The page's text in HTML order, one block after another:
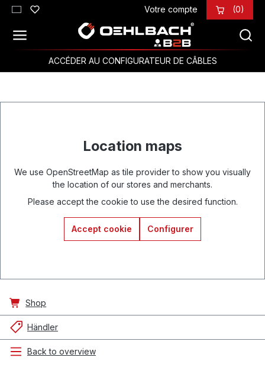
Passer au contenu principal Votre compte (0)
ACCÉDER AU CONFIGURATEUR DE CÂBLES
Location maps
We use OpenStreetMap as tile provider to show you visually
the location of our stores and merchants.
Please accept the cookie to use the desired function.
Accept cookie Configurer
Shop
Händler
Back to overview